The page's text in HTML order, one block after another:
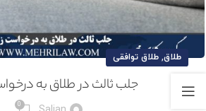
طلاق, طلاق توافقی
جلب ثالث در طلاق به
0